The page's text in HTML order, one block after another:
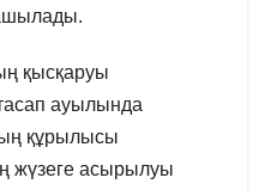
қысқаруы
ауылында
құрылысы
жүзеге асырылуы